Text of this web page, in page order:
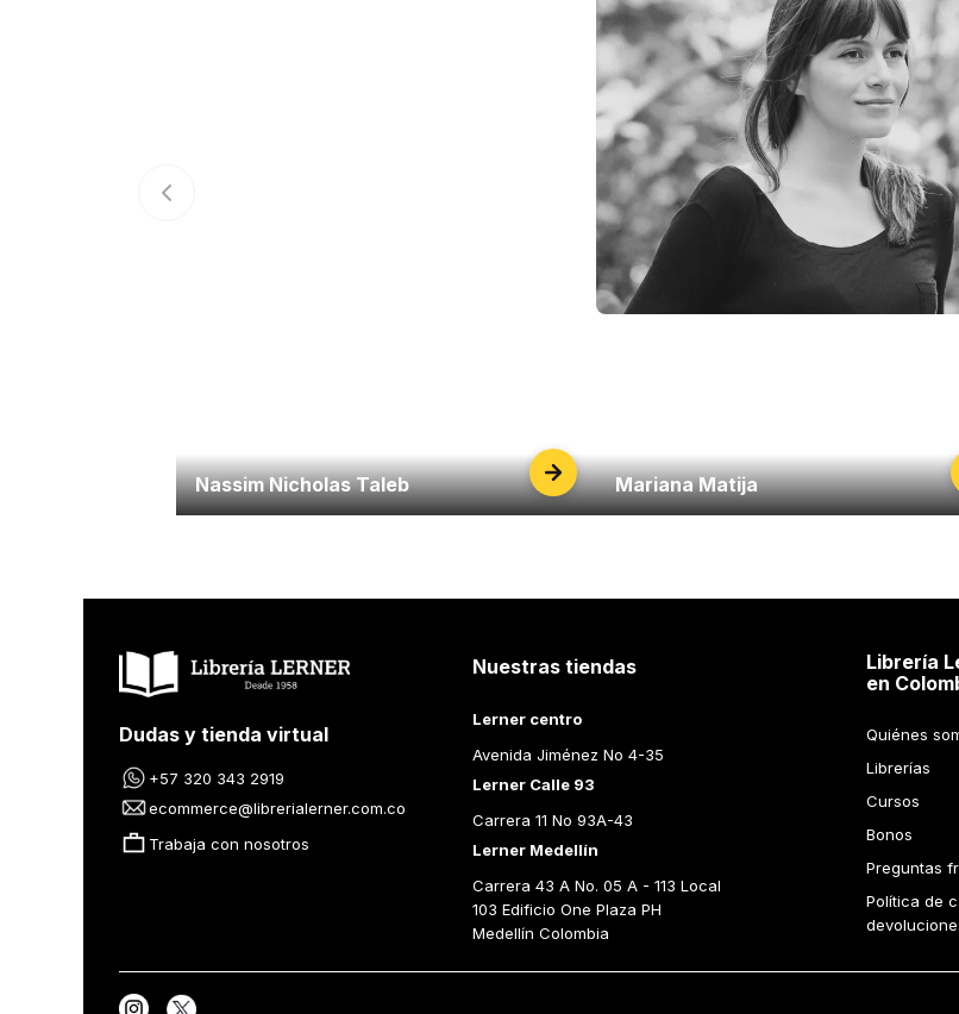
Nassim Nicholas Taleb Mariana Matija
Dudas y tienda virtual
+57 320 343 2919
ecommerce@librerialerner.com.co
Trabaja con nosotros
Nuestras tiendas
Lerner centro
Avenida Jiménez No 4-35
Lerner Calle 93
Carrera 11 No 93A-43
Lerner Medellín
Carrera 43 A No. 05 A - 113 Local
103 Edificio One Plaza PH
Medellín Colombia
Librería
en
Quiénes
Librerías
Cursos
Bonos
Preguntas
Política de